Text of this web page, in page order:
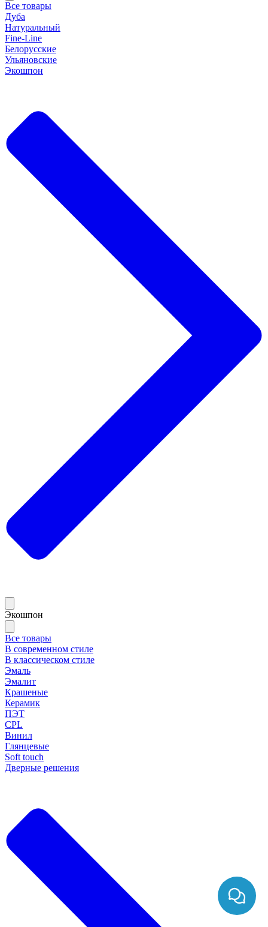
Все товары
Дуба
Натуральный
Fine-Line
Белорусские
Ульяновские
Экошпон
Экошпон
Все товары
В современном стиле
В классическом стиле
Эмаль
Эмалит
Крашеные
Керамик
ПЭТ
CPL
Винил
Глянцевые
Soft touch
Дверные решения